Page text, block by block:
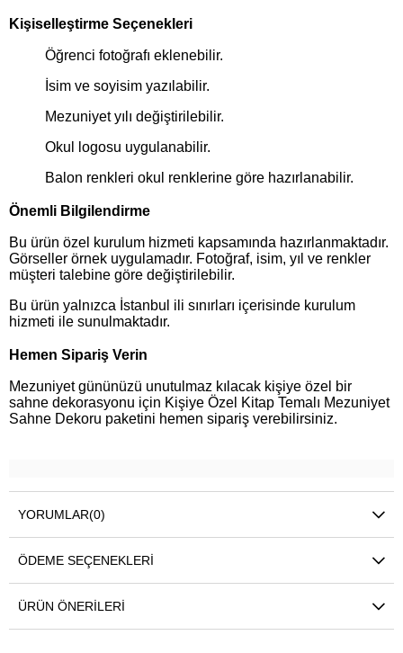
Kişiselleştirme Seçenekleri
Öğrenci fotoğrafı eklenebilir.
İsim ve soyisim yazılabilir.
Mezuniyet yılı değiştirilebilir.
Okul logosu uygulanabilir.
Balon renkleri okul renklerine göre hazırlanabilir.
Önemli Bilgilendirme
Bu ürün özel kurulum hizmeti kapsamında hazırlanmaktadır.
Görseller örnek uygulamadır. Fotoğraf, isim, yıl ve renkler
müşteri talebine göre değiştirilebilir.
Bu ürün yalnızca İstanbul ili sınırları içerisinde kurulum
hizmeti ile sunulmaktadır.
Hemen Sipariş Verin
Mezuniyet gününüzü unutulmaz kılacak kişiye özel bir
sahne dekorasyonu için Kişiye Özel Kitap Temalı Mezuniyet
Sahne Dekoru paketini hemen sipariş verebilirsiniz.
YORUMLAR(0)
ÖDEME SEÇENEKLERI
ÜRÜN ÖNERILERI